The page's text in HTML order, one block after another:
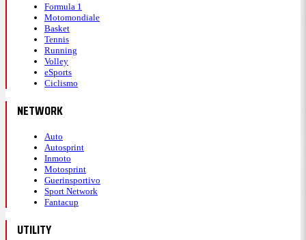
Formula 1
Motomondiale
Basket
Tennis
Running
Volley
eSports
Ciclismo
NETWORK
Auto
Autosprint
Inmoto
Motosprint
Guerinsportivo
Sport Network
Fantacup
UTILITY